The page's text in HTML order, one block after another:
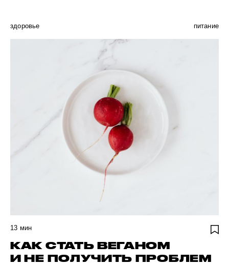
здоровье питание
13 мин
КАК СТАТЬ ВЕГАНОМ
И НЕ ПОЛУЧИТЬ ПРОБЛЕМ